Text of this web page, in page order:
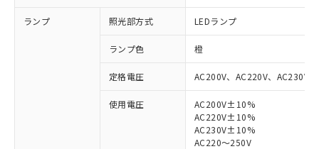
ランプ 照光部方式 LEDランプ
ランプ色 橙
定格電圧 AC200V、AC220V、AC230V
使用電圧
AC200V±10%
AC220V±10%
AC230V±10%
AC220～250V